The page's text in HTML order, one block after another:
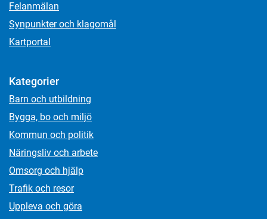
Felanmälan
Synpunkter och klagomål
Kartportal
Kategorier
Barn och utbildning
Bygga, bo och miljö
Kommun och politik
Näringsliv och arbete
Omsorg och hjälp
Trafik och resor
Uppleva och göra